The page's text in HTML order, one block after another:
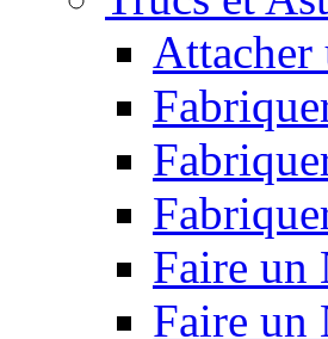
Attacher
Faire un
Faire un